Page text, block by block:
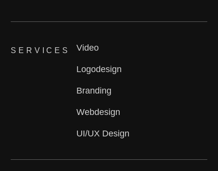
SERVICES Video
Logodesign
Branding
Webdesign
UI/UX Design